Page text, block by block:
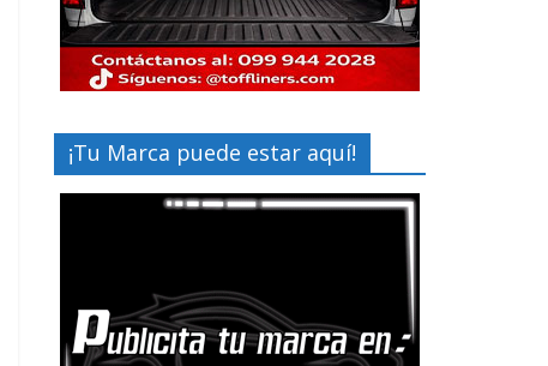
¡Tu Marca puede estar aquí!